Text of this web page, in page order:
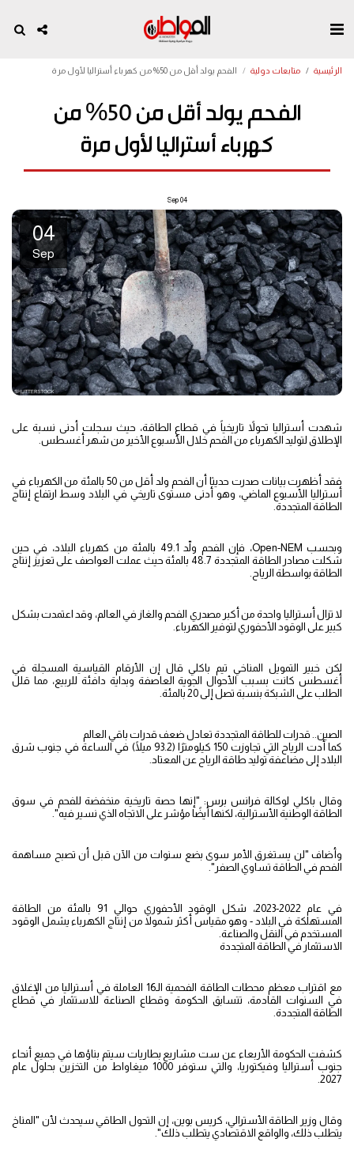
الرئيسية متابعات دولية الفحم يولد أقل من 50% من كهرباء أستراليا لأول مرة
الفحم يولد أقل من 50% من
كهرباء أستراليا لأول مرة
04
Sep
04
Sep
شهدت أستراليا تحولاً تاريخياً في قطاع الطاقة، حيث سجلت أدنى نسبة على
الإطلاق لتوليد الكهرباء من الفحم خلال الأسبوع الأخير من شهر أغسطس.
فقد أظهرت بيانات صدرت حديثا أن الفحم ولد أقل من 50 بالمئة من الكهرباء في
أستراليا الأسبوع الماضي، وهو أدنى مستوى تاريخي في البلاد وسط ارتفاع إنتاج
الطاقة المتجددة.
وبحسب Open-NEM، فإن الفحم ولّد 49.1 بالمئة من كهرباء البلاد، في حين
شكلت مصادر الطاقة المتجددة 48.7 بالمئة حيث عملت العواصف على تعزيز إنتاج
الطاقة بواسطة الرياح.
لا تزال أستراليا واحدة من أكبر مصدري الفحم والغاز في العالم، وقد اعتمدت بشكل
كبير على الوقود الأحفوري لتوفير الكهرباء.
لكن خبير التمويل المناخي تيم باكلي قال إن الأرقام القياسية المسجلة في
أغسطس كانت بسبب الأحوال الجوية العاصفة وبداية دافئة للربيع، مما قلل
الطلب على الشبكة بنسبة تصل إلى 20 بالمئة.
الصين.. قدرات للطاقة المتجددة تعادل ضعف قدرات باقي العالم
كما أدت الرياح التي تجاوزت 150 كيلومترًا (93.2 ميلًا) في الساعة في جنوب شرق
البلاد إلى مضاعفة توليد طاقة الرياح عن المعتاد.
وقال باكلي لوكالة فرانس برس: "إنها حصة تاريخية منخفضة للفحم في سوق
الطاقة الوطنية الأسترالية، لكنها أيضًا مؤشر على الاتجاه الذي نسير فيه".
وأضاف "لن يستغرق الأمر سوى بضع سنوات من الآن قبل أن تصبح مساهمة
الفحم في الطاقة تساوي الصفر".
في عام 2022-2023، شكل الوقود الأحفوري حوالي 91 بالمئة من الطاقة
المستهلكة في البلاد - وهو مقياس أكثر شمولا من إنتاج الكهرباء يشمل الوقود
المستخدم في النقل والصناعة.
الاستثمار في الطاقة المتجددة
مع اقتراب معظم محطات الطاقة الفحمية الـ16 العاملة في أستراليا من الإغلاق
في السنوات القادمة، تتسابق الحكومة وقطاع الصناعة للاستثمار في قطاع
الطاقة المتجددة.
كشفت الحكومة الأربعاء عن ست مشاريع بطاريات سيتم بناؤها في جميع أنحاء
جنوب أستراليا وفيكتوريا، والتي ستوفر 1000 ميغاواط من التخزين بحلول عام
2027.
وقال وزير الطاقة الأسترالي، كريس بوين، إن التحول الطاقي سيحدث لأن "المناخ
يتطلب ذلك، والواقع الاقتصادي يتطلب ذلك".